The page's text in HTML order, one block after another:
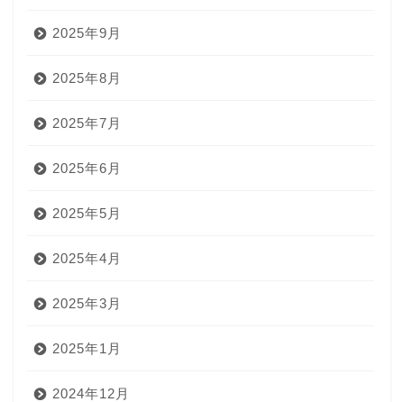
2025年9月
2025年8月
2025年7月
2025年6月
2025年5月
2025年4月
2025年3月
2025年1月
2024年12月